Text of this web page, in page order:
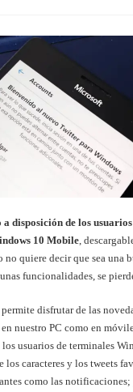
disposición de los
10 Mobile,
no quiere decir que sea una
funcionalidades, se
disfrutar de las
nuestro PC como en
usuarios de terminales
los caracteres y los tweets
como las notificaciones;